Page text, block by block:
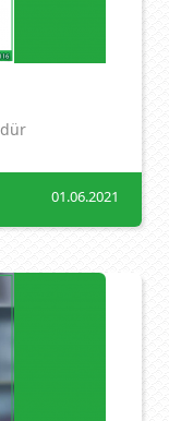
01.06.2021